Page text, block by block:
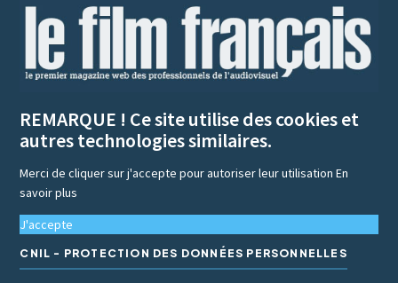
REMARQUE ! Ce site utilise des cookies et
autres technologies similaires.
Merci de cliquer sur j'accepte pour autoriser leur utilisationEn
savoir plus
J'accepte
CNIL - PROTECTION DES DONNÉES PERSONNELLES